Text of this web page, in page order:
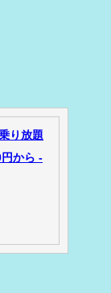
り放題
円から -